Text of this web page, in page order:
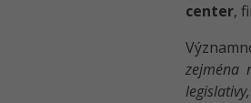
center,
zejména